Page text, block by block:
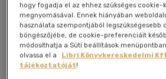
(117)
(68)
(12)
Gyerekbeszéd -
mesebeszéd
Végső Gyula
hogy fogadja el az ehhez szükséges cookie-
megnyomásával. Ennek hiányában
használata szempontjából
böngészőjébe, de cookie-preferenciáit
módosíthatja a Süti beállítások
olvassa el a
Libri Könyvkereskedelmi
tájékoztatóját!